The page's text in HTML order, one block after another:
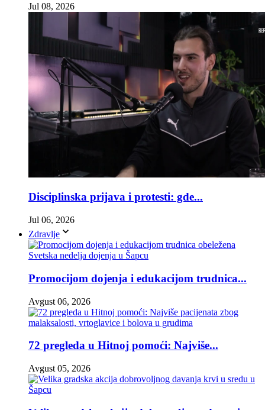
Jul 08, 2026
Disciplinska prijava i protesti: gde...
Jul 06, 2026
Zdravlje
Promocijom dojenja i edukacijom trudnica...
Avgust 06, 2026
72 pregleda u Hitnoj pomoći: Najviše...
Avgust 05, 2026